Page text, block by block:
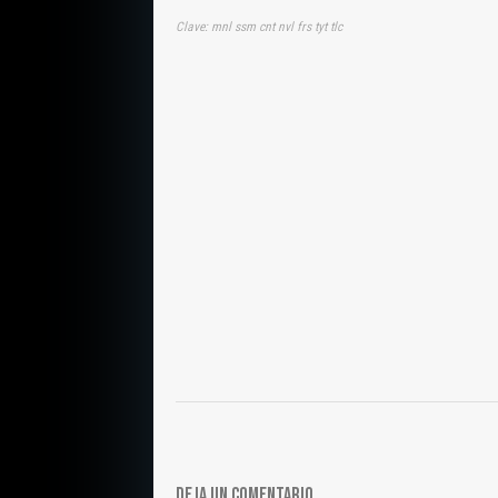
Clave: mnl ssm cnt nvl frs tyt tlc